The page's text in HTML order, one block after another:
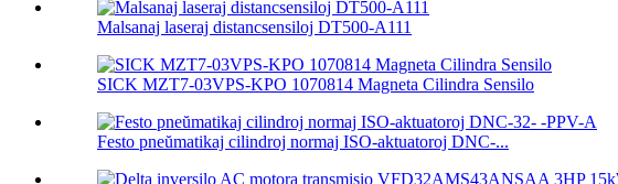
Malsanaj laseraj distancsensiloj DT500-A111
SICK MZT7-03VPS-KPO 1070814 Magneta Cilindra Sensilo
Festo pneŭmatikaj cilindroj normaj ISO-aktuatoroj DNC-...